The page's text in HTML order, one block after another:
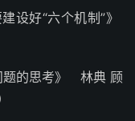
设好“六个机制”》
题的思考》 林典 顾